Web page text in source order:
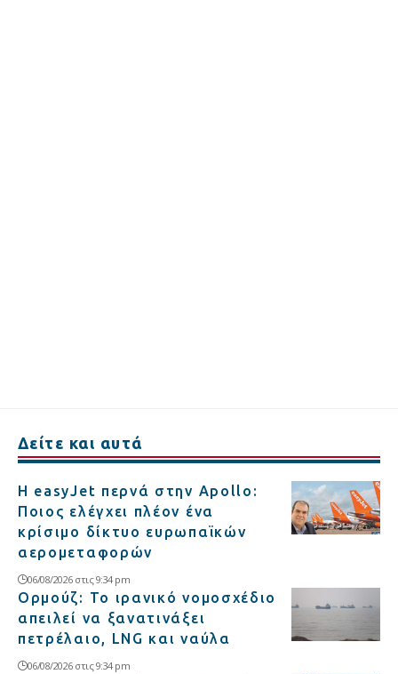
Δείτε και αυτά
Η easyJet περνά στην Apollo:
Ποιος ελέγχει πλέον ένα
κρίσιμο δίκτυο ευρωπαϊκών
αερομεταφορών
06/08/2026 στις 9:34 pm
Ορμούζ: Το ιρανικό νομοσχέδιο
απειλεί να ξανατινάξει
πετρέλαιο, LNG και ναύλα
06/08/2026 στις 9:34 pm